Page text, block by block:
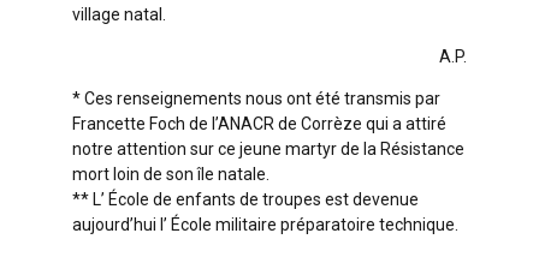
village natal.
A.P.
* Ces renseignements nous ont été transmis par
Francette Foch de l’ANACR de Corrèze qui a attiré
notre attention sur ce jeune martyr de la Résistance
mort loin de son île natale.
** L’ École de enfants de troupes est devenue
aujourd’hui l’ École militaire préparatoire technique.